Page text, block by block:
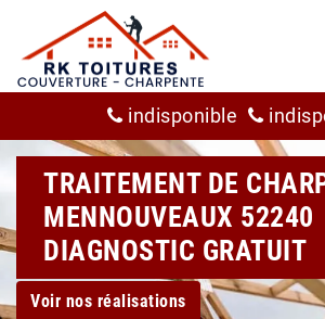
indisponible
TRAITEMENT DE
MENNOUVEAUX 52240
DIAGNOSTIC GRATUIT
Voir nos réalisations